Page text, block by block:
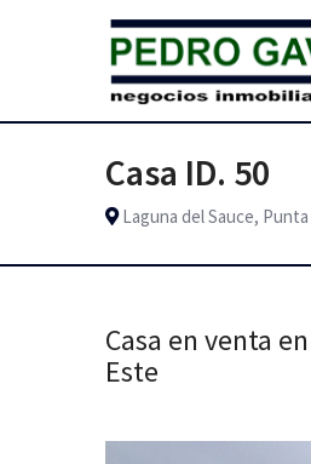
Casa ID. 50
Laguna del Sauce,
Casa en venta
Este